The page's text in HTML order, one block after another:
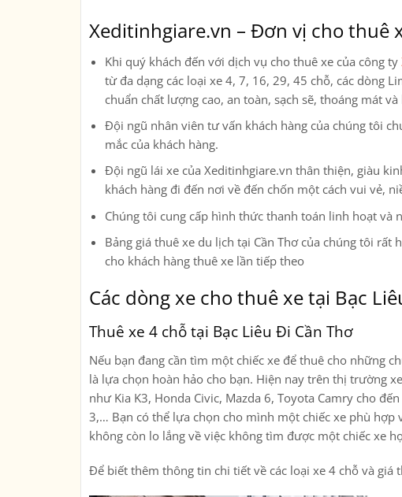
Xeditinhgiare.vn – Đơn vị cho thuê
Khi quý khách đến với dịch vụ cho thuê xe của công ty
từ đa dạng các loại xe 4, 7, 16, 29, 45 chỗ, các dòng
chuẩn chất lượng cao, an toàn, sạch sẽ, thoáng mát
Đội ngũ nhân viên tư vấn khách hàng của chúng tôi
mắc của khách hàng.
Đội ngũ lái xe của Xeditinhgiare.vn thân thiện, giàu
khách hàng đi đến nơi về đến chốn một cách vui vẻ,
Chúng tôi cung cấp hình thức thanh toán linh hoạt và
Bảng giá thuê xe du lịch tại Cần Thơ của chúng tôi
cho khách hàng thuê xe lần tiếp theo
Các dòng xe cho thuê xe tại Bạc
Thuê xe 4 chỗ tại Bạc Liêu Đi Cần Thơ
Nếu bạn đang cần tìm một chiếc xe để thuê cho những
là lựa chọn hoàn hảo cho bạn. Hiện nay trên thị trường
như Kia K3, Honda Civic, Mazda 6, Toyota Camry cho
3,… Bạn có thể lựa chọn cho mình một chiếc xe phù hợp
không còn lo lắng về việc không tìm được một chiếc xe
Để biết thêm thông tin chi tiết về các loại xe 4 chỗ và giá